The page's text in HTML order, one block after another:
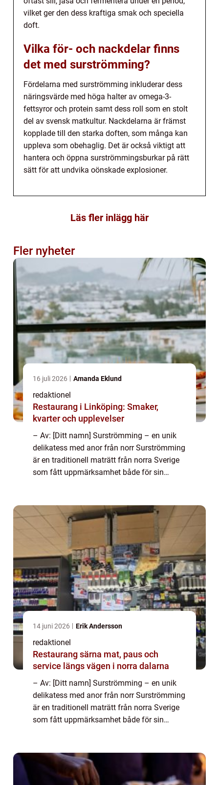
vilket ger den dess kraftiga smak och speciella
doft.
Vilka för- och nackdelar finns
det med surströmming?
Fördelarna med surströmming inkluderar dess
näringsvärde med höga halter av omega-3-
fettsyror och protein samt dess roll som en stolt
del av svensk matkultur. Nackdelarna är främst
kopplade till den starka doften, som många kan
uppleva som obehaglig. Det är också viktigt att
hantera och öppna surströmmingsburkar på rätt
sätt för att undvika oönskade explosioner.
Läs fler inlägg här
Fler nyheter
16 juli 2026 Amanda Eklund
redaktionel
Restaurang i Linköping: Smaker,
kvarter och upplevelser
– Av: [Ditt namn] Surströmming – en unik
delikatess med anor från norr Surströmming
är en traditionell maträtt från norra Sverige
som fått uppmärksamhet både för sin
14 juni 2026 Erik Andersson
redaktionel
Restaurang särna mat, paus och
service längs vägen i norra dalarna
– Av: [Ditt namn] Surströmming – en unik
delikatess med anor från norr Surströmming
är en traditionell maträtt från norra Sverige
som fått uppmärksamhet både för sin